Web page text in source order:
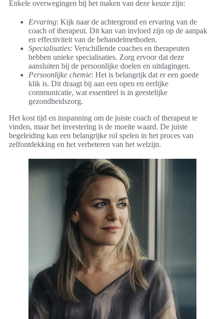
Enkele overwegingen bij het maken van deze keuze zijn:
Ervaring: Kijk naar de achtergrond en ervaring van de
coach of therapeut. Dit kan van invloed zijn op de aanpak
en effectiviteit van de behandelmethoden.
Specialisaties: Verschillende coaches en therapeuten
hebben unieke specialisaties. Zorg ervoor dat deze
aansluiten bij de persoonlijke doelen en uitdagingen.
Persoonlijke chemie: Het is belangrijk dat er een goede
klik is. Dit draagt bij aan een open en eerlijke
communicatie, wat essentieel is in geestelijke
gezondheidszorg.
Het kost tijd en inspanning om de juiste coach of therapeut te
vinden, maar het investering is de moeite waard. De juiste
begeleiding kan een belangrijke rol spelen in het proces van
zelfontdekking en het verbeteren van het welzijn.